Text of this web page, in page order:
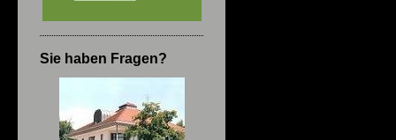
Sie haben Fragen?